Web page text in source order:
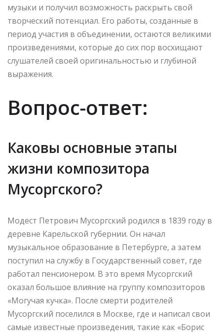
музыки и получил возможность раскрыть свой
творческий потенциал. Его работы, созданные в
период участия в объединении, остаются великими
произведениями, которые до сих пор восхищают
слушателей своей оригинальностью и глубиной
выражения.
Вопрос-ответ:
Каковы основные этапы
жизни композитора
Мусоргского?
Модест Петрович Мусоргский родился в 1839 году в
деревне Карельской губернии. Он начал
музыкальное образование в Петербурге, а затем
поступил на службу в Государственный совет, где
работал пенсионером. В это время Мусоргский
оказал большое влияние на группу композиторов
«Могучая кучка». После смерти родителей
Мусоргский поселился в Москве, где и написал свои
самые известные произведения, такие как «Борис